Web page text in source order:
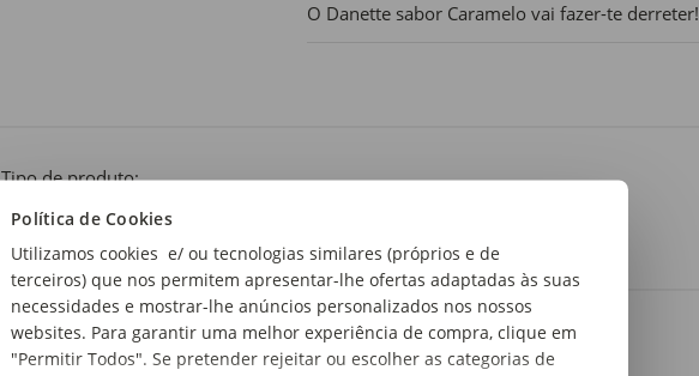
Política de Cookies
Utilizamos cookies e/ ou tecnologias similares (próprios e de
terceiros) que nos permitem apresentar-lhe ofertas adaptadas às suas
necessidades e mostrar-lhe anúncios personalizados nos nossos
websites. Para garantir uma melhor experiência de compra, clique em
"Permitir Todos". Se pretender rejeitar ou escolher as categorias de
O Danette sabor Caramelo vai fazer-te derreter!
Tipo de produto: